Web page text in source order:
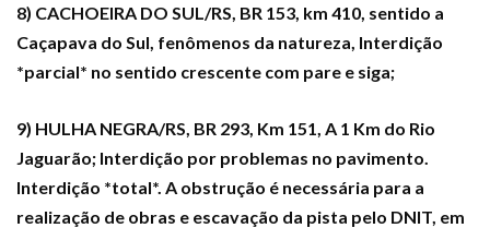
8) CACHOEIRA DO SUL/RS, BR 153, km 410, sentido a
Caçapava do Sul, fenômenos da natureza, Interdição
*parcial* no sentido crescente com pare e siga;
9) HULHA NEGRA/RS, BR 293, Km 151, A 1 Km do Rio
Jaguarão; Interdição por problemas no pavimento.
Interdição *total*. A obstrução é necessária para a
realização de obras e escavação da pista pelo DNIT, em